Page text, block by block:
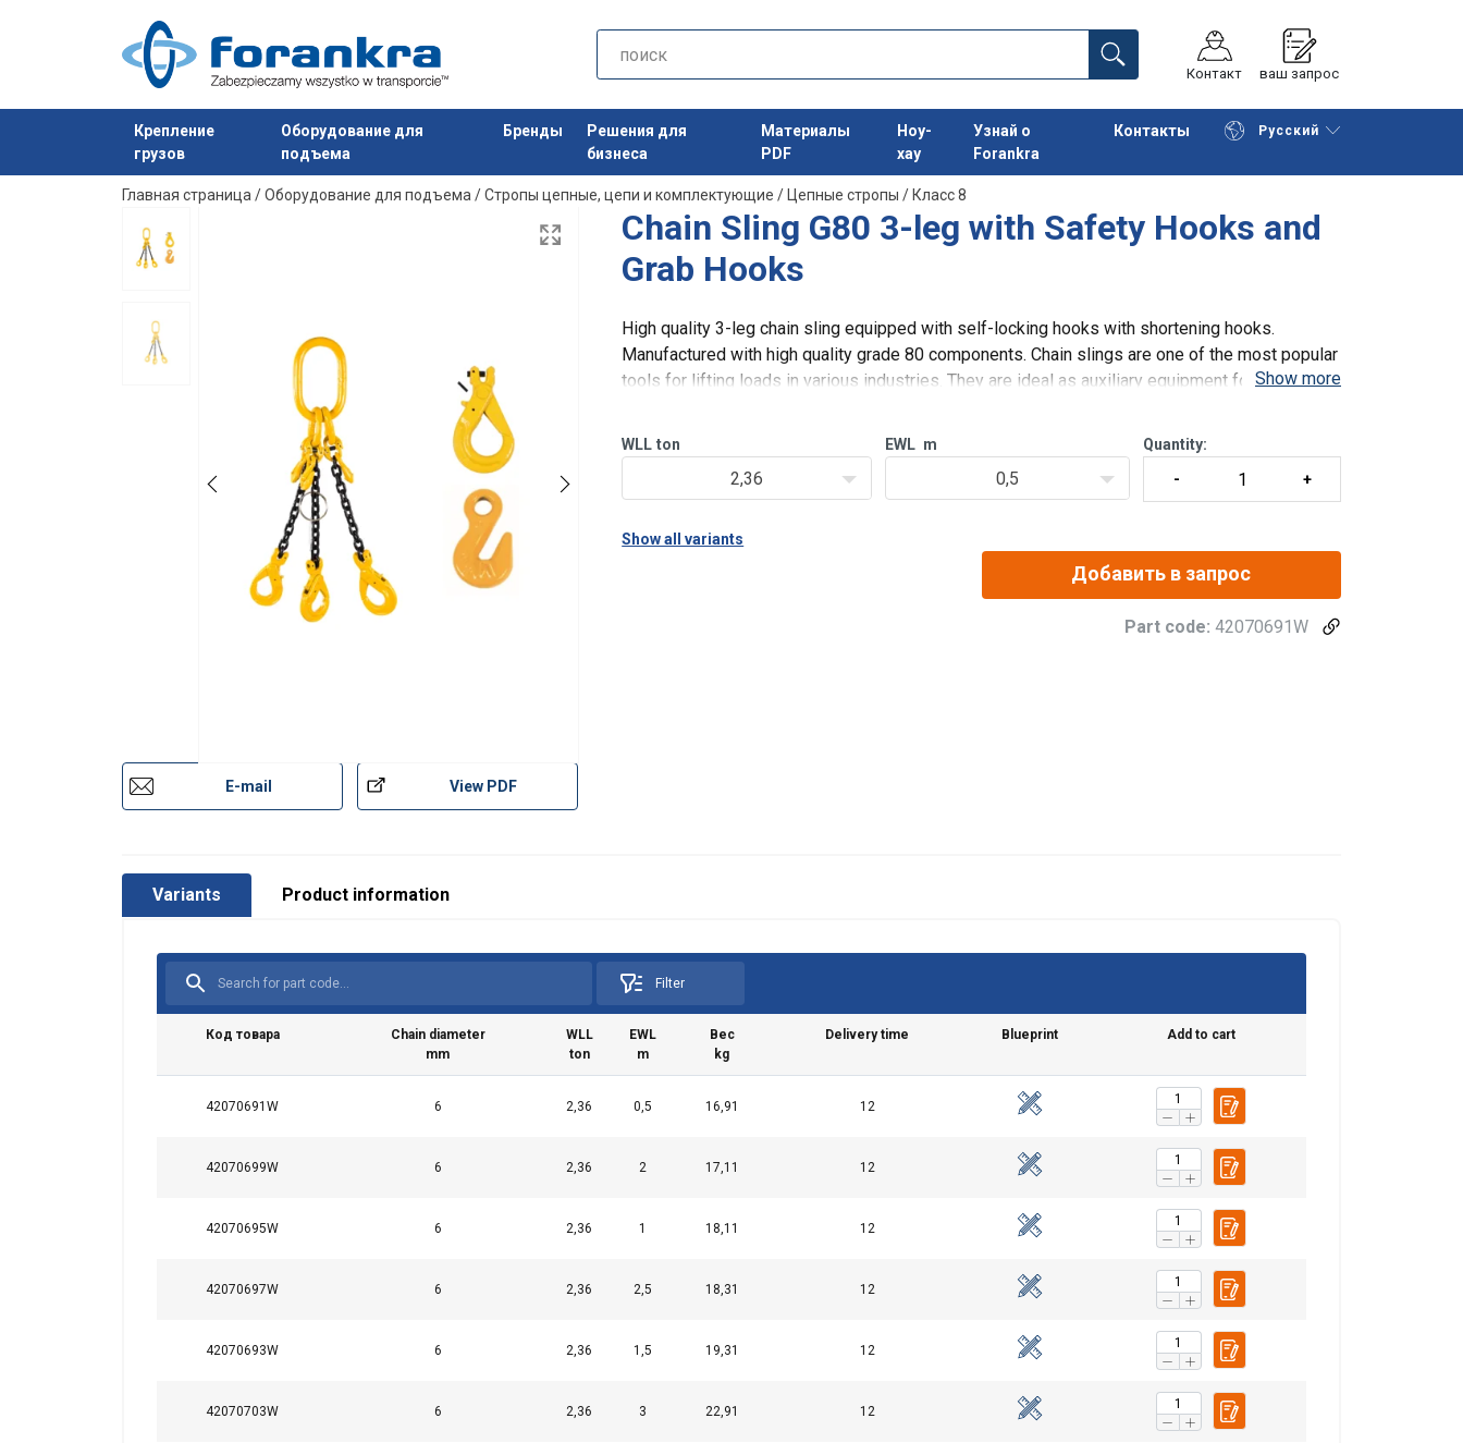
Контакт ваш запрос
Крепление
грузов
Оборудование для
подъема
Бренды
Решения для
бизнеса
Материалы
PDF
Ноу-
хау
Узнай о
Forankra
Контакты Русский
Продукт добавлен в ваш запрос Начать покупки К корзине
Главная страница /Оборудование для подъема /Стропы цепные, цепи и комплектующие / Цепные стропы / Класс 8
Chain Sling G80 3-leg with Safety Hooks and
Grab Hooks
E-mail View PDF
High quality 3-leg chain sling equipped with self-locking hooks with shortening hooks.
Manufactured with high quality grade 80 components. Chain slings are one of the most popular
tools for lifting loads in various industries. They are ideal as auxiliary equipment for Show more
WLL ton
2,36
EWL m
0,5
Quantity:
Show all variants
Добавить в запрос
Part code: 42070691W
Variants Product information
Filter
Код товара
Chain diameter
mm
WLL
ton
EWL
m
Вес
kg
Delivery time Blueprint Add to cart
42070691W 6 2,36 0,5 16,91 12
42070699W 6 2,36 2 17,11 12
42070695W 6 2,36 1 18,11 12
42070697W 6 2,36 2,5 18,31 12
42070693W 6 2,36 1,5 19,31 12
42070703W 6 2,36 3 22,91 12